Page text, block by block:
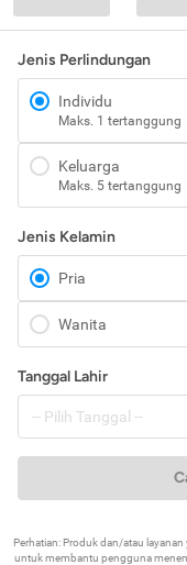
Jenis Perlindungan
Individu
Maks. 1 tertanggung
Keluarga
Maks. 5 tertanggung
Jenis Kelamin
Pria
Wanita
Tanggal Lahir
Perhatian: Produk dan/atau
untuk membantu pengguna